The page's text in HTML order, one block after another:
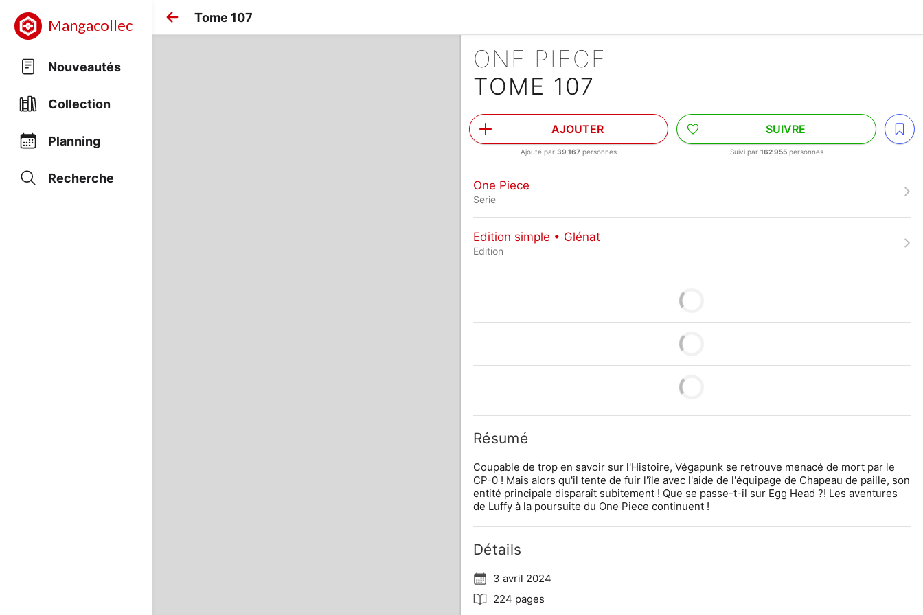
Mangacollec
Nouveautés
Collection
Planning
Recherche
Tome 107
ONE PIECE
TOME 107
AJOUTER
Ajouté par39 167 personnes
SUIVRE
Suivi par 162 955personnes
One Piece
Serie
Edition simple • Glénat
Edition
Résumé
Coupable de trop en savoir sur l'Histoire, Végapunk se retrouve menacé de mort par le
CP-0 ! Mais alors qu'il tente de fuir l'île avec l'aide de l'équipage de Chapeau de paille, son
entité principale disparaît subitement ! Que se passe-t-il sur Egg Head ?! Les aventures
de Luffy à la poursuite du One Piece continuent !
Détails
3 avril 2024
224 pages